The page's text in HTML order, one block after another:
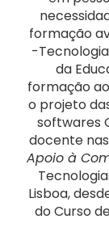
formação
-
da
formação
o projeto
softwares
docente
Apoio à
Lisboa,
do Curso